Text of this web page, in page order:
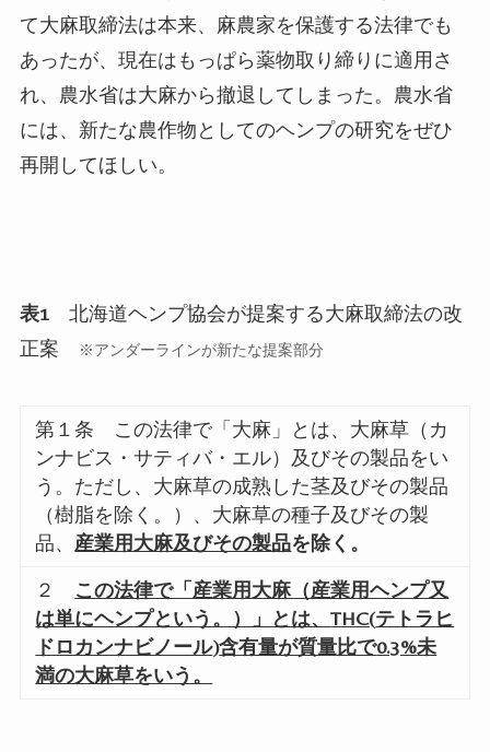
て大麻取締法は本来、麻農家を保護する法律でも
あったが、現在はもっぱら薬物取り締りに適用さ
れ、農水省は大麻から撤退してしまった。農水省
には、新たな農作物としてのヘンプの研究をぜひ
再開してほしい。
表1北海道ヘンプ協会が提案する大麻取締法の改
正案
※アンダーラインが新たな提案部分
第１条 この法律で「大麻」とは、大麻草（カ
ンナビス・サティバ・エル）及びその製品をい
う。ただし、大麻草の成熟した茎及びその製品
（樹脂を除く。）、大麻草の種子及びその製
品、 産業用大麻及びその製品を除く。
２
この法律で「産業用大麻（産業用ヘンプ又
は単にヘンプという。）」とは、THC(テトラヒ
ドロカンナビノール)含有量が質量比で0.3%未
満の大麻草をいう。